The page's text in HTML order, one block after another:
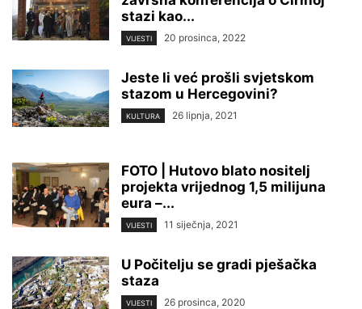
stazi kao...
VIJESTI 20 prosinca, 2022
Jeste li već prošli svjetskom
stazom u Hercegovini?
KULTURA 26 lipnja, 2021
FOTO | Hutovo blato nositelj
projekta vrijednog 1,5 milijuna
eura –...
VIJESTI 11 siječnja, 2021
U Počitelju se gradi pješačka
staza
VIJESTI 26 prosinca, 2020